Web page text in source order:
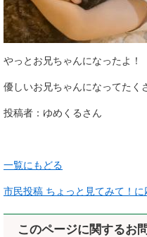
やっとお兄ちゃんになったよ！
優しいお兄ちゃんになってたく
投稿者：ゆめくる​さん
一覧にもどる
市民投稿 ちょっと見てみて！に
このページに関するお